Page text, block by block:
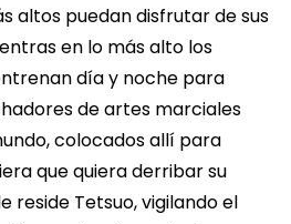
altos puedan disfrutar de sus
en lo más alto los
día y noche para
de artes marciales
colocados allí para
que quiera derribar su
reside Tetsuo, vigilando el